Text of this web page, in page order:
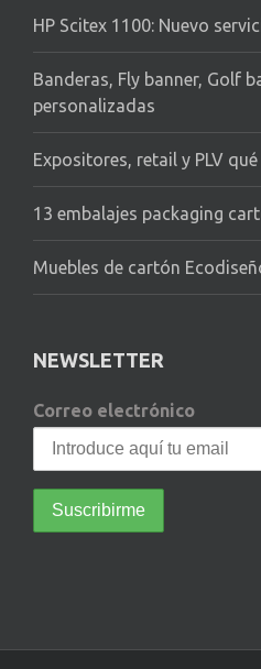
HP Scitex 1100: Nuevo
Banderas, Fly banner, Golf
personalizadas
Expositores, retail y PLV
13 embalajes packaging
Muebles de cartón
NEWSLETTER
Correo electrónico